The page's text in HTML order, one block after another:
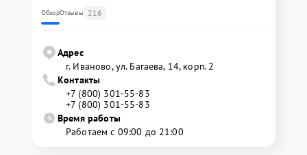
ОбзорОтзывы 216
Адрес
г. Иваново, ул. Багаева, 14, корп. 2
Контакты
+7 (800) 301-55-83
+7 (800) 301-55-83
Время работы
Работаем с 09:00 до 21:00